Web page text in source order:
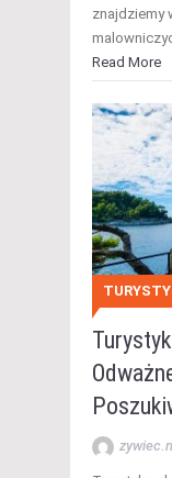
znajdziemy
Read More